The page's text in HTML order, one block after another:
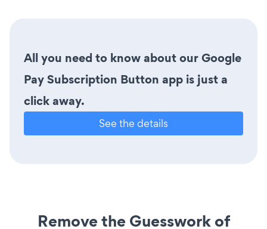
All you need to know about our Google
Pay Subscription Button app is just a
click away.
See the details
Remove the Guesswork of